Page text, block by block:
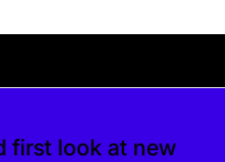
first look at new